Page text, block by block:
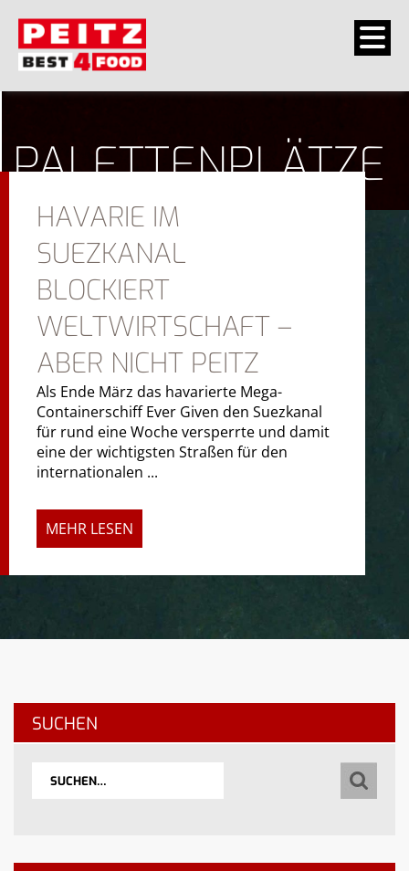
PALETTENPLÄTZE
HAVARIE IM
SUEZKANAL
BLOCKIERT
WELTWIRTSCHAFT –
ABER NICHT PEITZ
Als Ende März das havarierte Mega-
Containerschiff Ever Given den Suezkanal
für rund eine Woche versperrte und damit
eine der wichtigsten Straßen für den
internationalen ...
MEHR LESEN
SUCHEN